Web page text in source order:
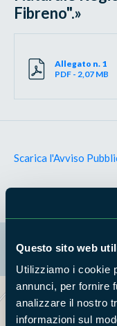
Questo sito web
Utilizziamo i cookie
annunci, per fornire
analizzare il nostro
informazioni sul
Fibreno".»
Allegato n. 1
PDF - 2,07 MB
Scarica l'Avviso
La mappa di
Cerca nella